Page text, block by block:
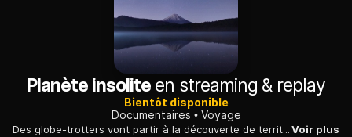
Planète insolite en streaming & replay
Bientôt disponible
Documentaires
Voyage
Des globe-trotters vont partir à la découverte de territoires peu communs à travers le monde. Vous allez découvrir avec eux ces endroits insolites et leurs habitants.Voir plus